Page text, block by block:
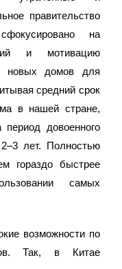
правительство
на
и мотивацию
новых домов для
средний срок
в нашей стране,
период довоенного
лет. Полностью
гораздо быстрее
самых
возможности по
Так, в Китае